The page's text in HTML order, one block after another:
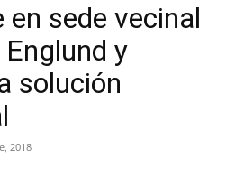
en sede vecinal
y
solución
2018